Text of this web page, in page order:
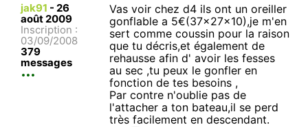
jak91 - 26
août 2009
Inscription :
03/09/2008
379
messages
Vas voir chez d4 ils ont un oreiller
gonflable a 5€(37x27x10),je m'en
sert comme coussin pour la raison
que tu décris,et également de
rehausse afin d' avoir les fesses
au sec ,tu peux le gonfler en
fonction de tes besoins ,
Par contre n'oublie pas de
l'attacher a ton bateau,il se perd
très facilement en descendant.